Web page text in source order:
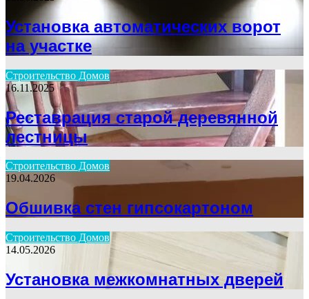
Установка автоматических ворот
на участке
Строительство Домов
16.11.2025
Реставрация старой деревянной
лестницы
Строительство Домов
19.04.2026
Обшивка стен гипсокартоном
Строительство Домов
14.05.2026
Установка межкомнатных дверей